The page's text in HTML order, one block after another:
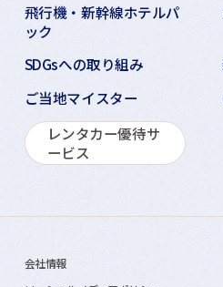
飛行機・新幹線ホテルパ
ック
SDGsへの取り組み
ご当地マイスター
レンタカー優待サ
ービス
会社情報